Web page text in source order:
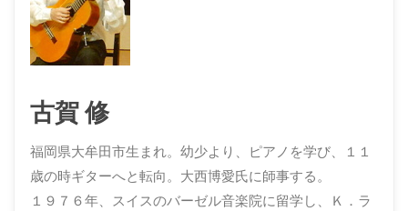
ト･
ギ
タ
古賀 修
福岡県大牟田市生まれ。幼少より、ピアノを学び、１１
歳の時ギターへと転向。大西博愛氏に師事する。
１９７６年、スイスのバーゼル音楽院に留学し、Ｋ．ラ